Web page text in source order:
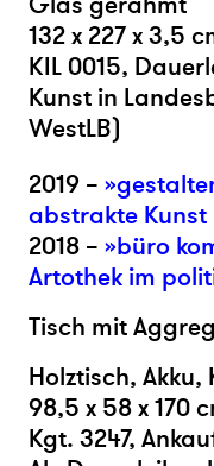
132 x 227 x 3,5
KIL 0015,
Kunst in
WestLB)
2019 –
abstrakte Kunst
2018 – »büro
Artothek im
Tisch mit
Holztisch, Akku,
98,5 x 58 x 170
Kgt. 3247,